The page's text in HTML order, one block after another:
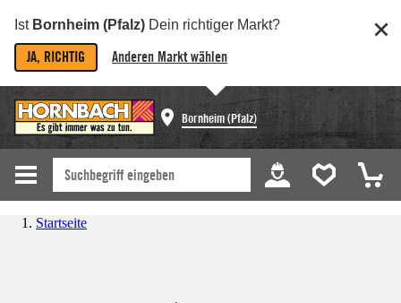
Ist Bornheim (Pfalz) Dein richtiger Markt?
JA, RICHTIG Anderen Markt wählen
Bornheim (Pfalz)
Startseite